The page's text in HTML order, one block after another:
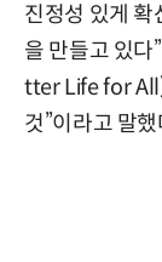
진정성 있게
을 만들고 있다
tter Life for
것”이라고 말했